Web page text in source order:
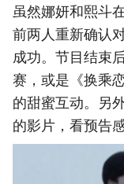
虽然娜妍和熙斗
前两人重新确认
成功。节目结束
赛，或是《换乘
的甜蜜互动。另
的影片，看预告